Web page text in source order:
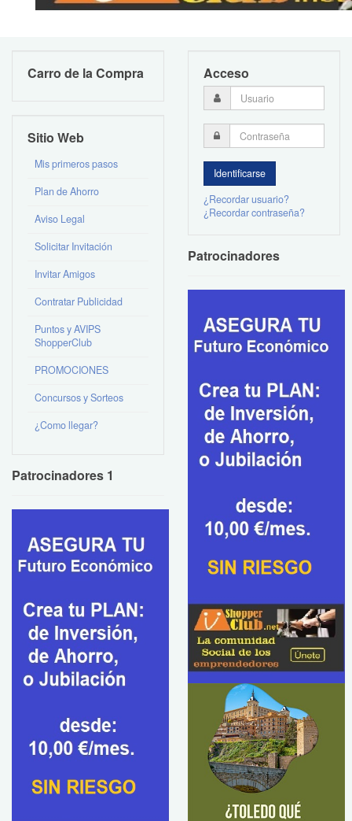
Carro de la Compra
Sitio Web
Mis primeros pasos
Plan de Ahorro
Aviso Legal
Solicitar Invitación
Invitar Amigos
Contratar Publicidad
Puntos y AVIPS
ShopperClub
PROMOCIONES
Concursos y Sorteos
¿Como llegar?
Patrocinadores 1
Acceso
¿Recordar usuario?
¿Recordar contraseña?
Patrocinadores